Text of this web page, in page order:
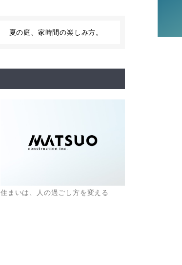
夏の庭、家時間の楽しみ方。
住まいは、人の過ごし方を変える